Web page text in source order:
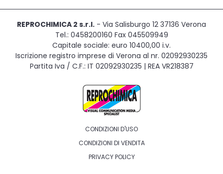
REPROCHIMICA 2 s.r.l. - Via Salisburgo 12 37136 Verona
Tel.: 0458200160 Fax 045509949
Capitale sociale: euro 10400,00 i.v.
Iscrizione registro imprese di Verona al nr. 02092930235
Partita Iva / C.F.: IT 02092930235 | REA VR218387
CONDIZIONI D'USO
CONDIZIONI DI VENDITA
PRIVACY POLICY